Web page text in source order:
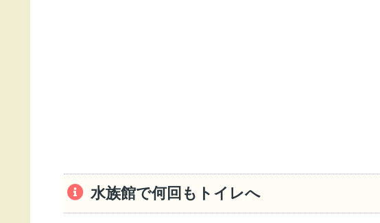
水族館で何回もトイレへ